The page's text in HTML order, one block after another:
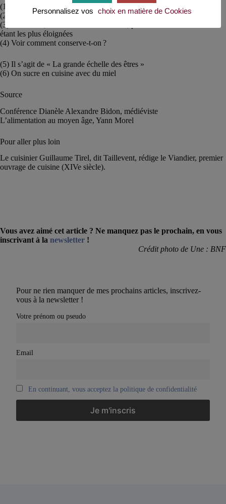
(1) Le déjeuner = littéralement, repas de rupture du jeûne.
(2) Tabula, qui donnera « table » signifie : planche
(3) En famille, sa femme sera à sa droite, puis ses enfants. Les filles
étant les plus éloignées
(4) Voir comment conserve-t-on ?
(5) Il s’agit de « La grande échelle des êtres »
(6) On sucre en cuisine avec du miel
Source
Conférence Dianèle Alexandre Bidon, médiéviste
L’alimentation au moyen âge, Yann Morel
Pour aller plus loin
Le cuisinier Guillaume Tirel, dit Taillevent, rédige le Viandier, premier
ouvrage de cuisine (XIVe siècle).
Vous avez aimé cet article ? Ne manquez pas le prochain, en vous
inscrivant à la newsletter !
Crédit photo de Une : BNF
Pour ne rien manquer de mes prochains articles, inscrivez-
vous à la newsletter !
Votre prénom ou pseudo
Email
En continuant, vous acceptez la politique de confidentialité
Personnalisez vos choix en matière de Cookies